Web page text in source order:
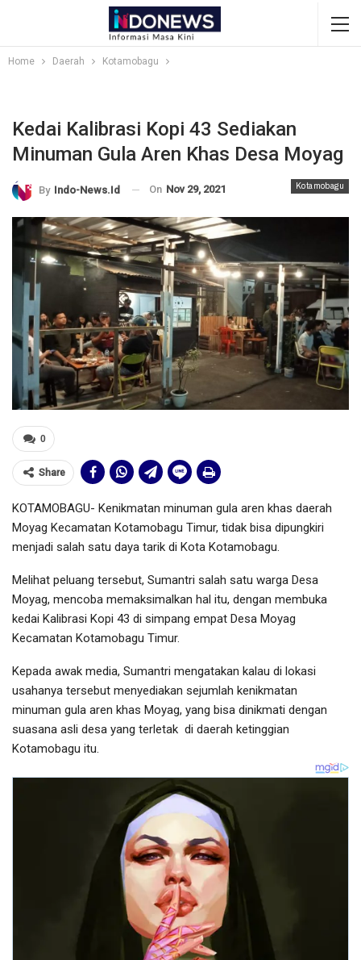
Home Daerah Kotamobagu
Kedai Kalibrasi Kopi 43 Sediakan
Minuman Gula Aren Khas Desa Moyag
Kotamobagu
By Indo-News.id On Nov 29, 2021
0
Share
KOTAMOBAGU- Kenikmatan minuman gula aren khas daerah
Moyag Kecamatan Kotamobagu Timur, tidak bisa dipungkiri
menjadi salah satu daya tarik di Kota Kotamobagu.
Melihat peluang tersebut, Sumantri salah satu warga Desa
Moyag, mencoba memaksimalkan hal itu, dengan membuka
kedai Kalibrasi Kopi 43 di simpang empat Desa Moyag
Kecamatan Kotamobagu Timur.
Kepada awak media, Sumantri mengatakan kalau di lokasi
usahanya tersebut menyediakan sejumlah kenikmatan
minuman gula aren khas Moyag, yang bisa dinikmati dengan
suasana asli desa yang terletak di daerah ketinggian
Kotamobagu itu.